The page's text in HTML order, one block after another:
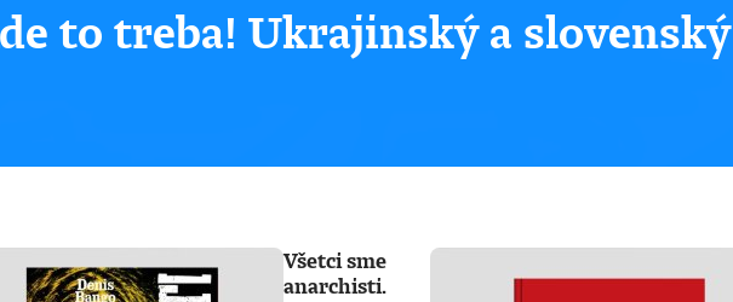
to treba! Ukrajinský a slovenský
Všetci sme
anarchisti.